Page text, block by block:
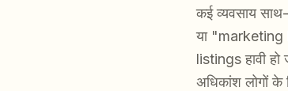
कई व्यवसाय
या "marketing
listings हावी
अधिकांश लोगों